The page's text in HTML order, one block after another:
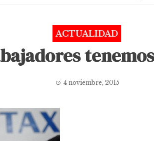
ACTUALIDAD
4 noviembre, 2015